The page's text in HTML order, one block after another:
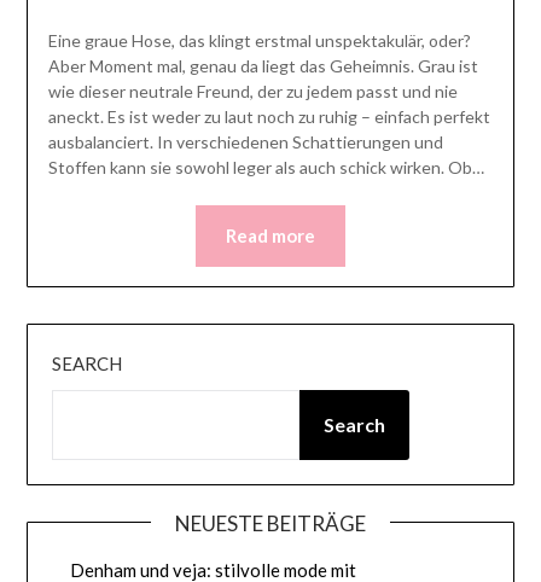
Eine graue Hose, das klingt erstmal unspektakulär, oder?
Aber Moment mal, genau da liegt das Geheimnis. Grau ist
wie dieser neutrale Freund, der zu jedem passt und nie
aneckt. Es ist weder zu laut noch zu ruhig – einfach perfekt
ausbalanciert. In verschiedenen Schattierungen und
Stoffen kann sie sowohl leger als auch schick wirken. Ob…
Read more
SEARCH
Search
NEUESTE BEITRÄGE
Denham und veja: stilvolle mode mit